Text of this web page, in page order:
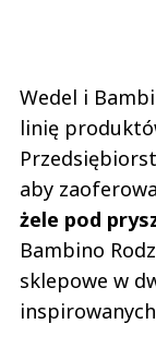
Wedel i
linię
aby
żele pod
Bambino
sklepowe w